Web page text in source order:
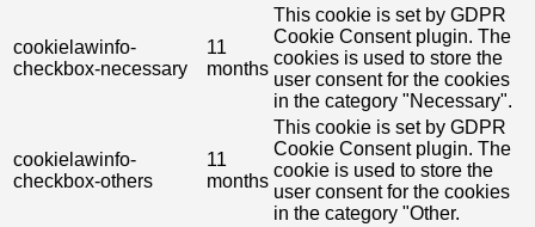
cookielawinfo-
checkbox-necessary
11
months
This cookie is set by GDPR
Cookie Consent plugin. The
cookies is used to store the
user consent for the cookies
in the category "Necessary".
cookielawinfo-
checkbox-others
11
months
This cookie is set by GDPR
Cookie Consent plugin. The
cookie is used to store the
user consent for the cookies
in the category "Other.